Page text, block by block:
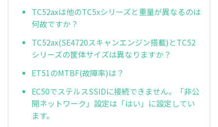
TC52axは他のTC5xシリーズと重量が異なるのは
何故ですか？
TC52ax(SE4720スキャンエンジン搭載)とTC52
シリーズの筐体サイズは異なりますか？
ET51のMTBF(故障率)は？
EC50でステルスSSIDに接続できません。「非公
開ネットワーク」設定は「はい」に設定してい
ます。